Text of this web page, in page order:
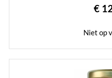
kaasfondue en
€
Niet op